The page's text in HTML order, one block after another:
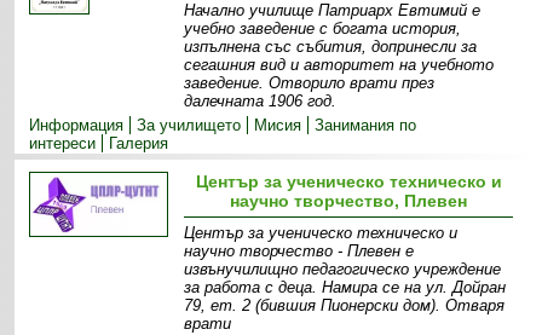
Начално училище Патриарх Евтимий е
учебно заведение с богата история,
изпълнена със събития, допринесли за
сегашния вид и авторитет на учебното
заведение. Отворило врати през
далечната 1906 год.
Информация
За училището Мисия
Занимания по
интереси
Галерия
Център за ученическо техническо и
научно творчество, Плевен
Център за ученическо техническо и
научно творчество - Плевен е
извънучилищно педагогическо учреждение
за работа с деца. Намира се на ул. Дойран
79, ет. 2 (бившия Пионерски дом). Отваря
врати